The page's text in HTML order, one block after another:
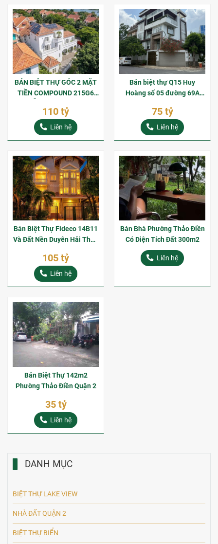
BÁN BIỆT THỰ GÓC 2 MẶT
TIỀN COMPOUND 215G6
ĐẤT NỞ HẬU KHAN HIẾM
TẠI TRÁI TIM THẢO ĐIỀN
110 tỷ
Liên hệ
Bán biệt thự Q15 Huy
Hoàng số 05 đường 69A
Lợi
75 tỷ
Liên hệ
Bán Biệt Thự Fideco 14B11
Và Đất Nền Duyên Hải Thảo
105 tỷ
Liên hệ
Bán Bhà Phường Thảo Điền
Có Diện Tích Đất 300m2
Liên hệ
Bán Biệt Thự 142m2
Phường Thảo Điền Quận 2
35 tỷ
Liên hệ
DANH MỤC
BIỆT THỰ LAKE VIEW
NHÀ ĐẤT QUẬN 2
BIỆT THỰ BIỂN